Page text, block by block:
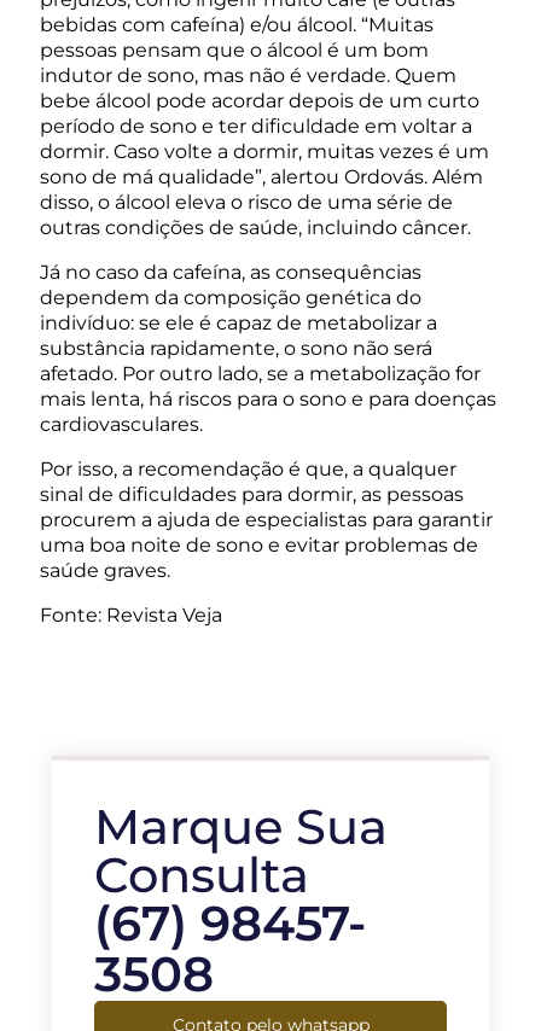
bebidas com cafeína) e/ou álcool. “Muitas
pessoas pensam que o álcool é um bom
indutor de sono, mas não é verdade. Quem
bebe álcool pode acordar depois de um curto
período de sono e ter dificuldade em voltar a
dormir. Caso volte a dormir, muitas vezes é um
sono de má qualidade”, alertou Ordovás. Além
disso, o álcool eleva o risco de uma série de
outras condições de saúde, incluindo câncer.
Já no caso da cafeína, as consequências
dependem da composição genética do
indivíduo: se ele é capaz de metabolizar a
substância rapidamente, o sono não será
afetado. Por outro lado, se a metabolização for
mais lenta, há riscos para o sono e para doenças
cardiovasculares.
Por isso, a recomendação é que, a qualquer
sinal de dificuldades para dormir, as pessoas
procurem a ajuda de especialistas para garantir
uma boa noite de sono e evitar problemas de
saúde graves.
Fonte: Revista Veja
Marque Sua
Consulta
(67) 98457-
3508
Contato pelo whatsapp